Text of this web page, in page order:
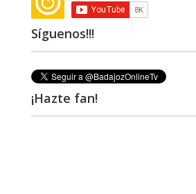
Síguenos!!!
¡Hazte fan!